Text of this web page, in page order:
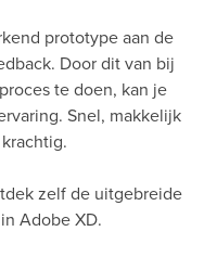
prototype aan de
Door dit van bij
te doen, kan je
Snel, makkelijk
zelf de uitgebreide
Adobe XD.